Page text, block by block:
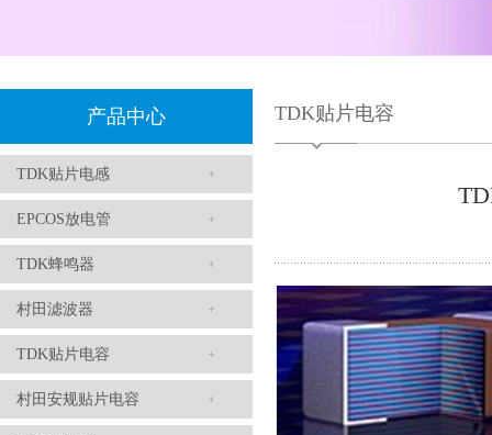
产品中心
TDK贴片电感
EPCOS放电管
TDK蜂鸣器
村田滤波器
TDK贴片电容
村田安规贴片电容
TDK贴片电容